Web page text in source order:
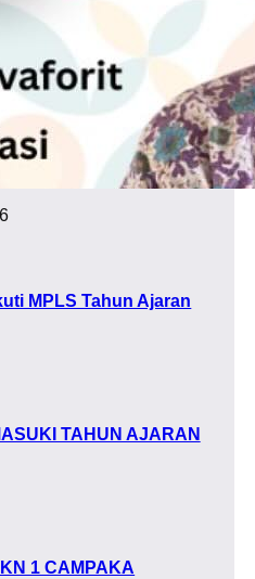
PKL
MPLS Tahun Ajaran
TAHUN AJARAN
1 CAMPAKA